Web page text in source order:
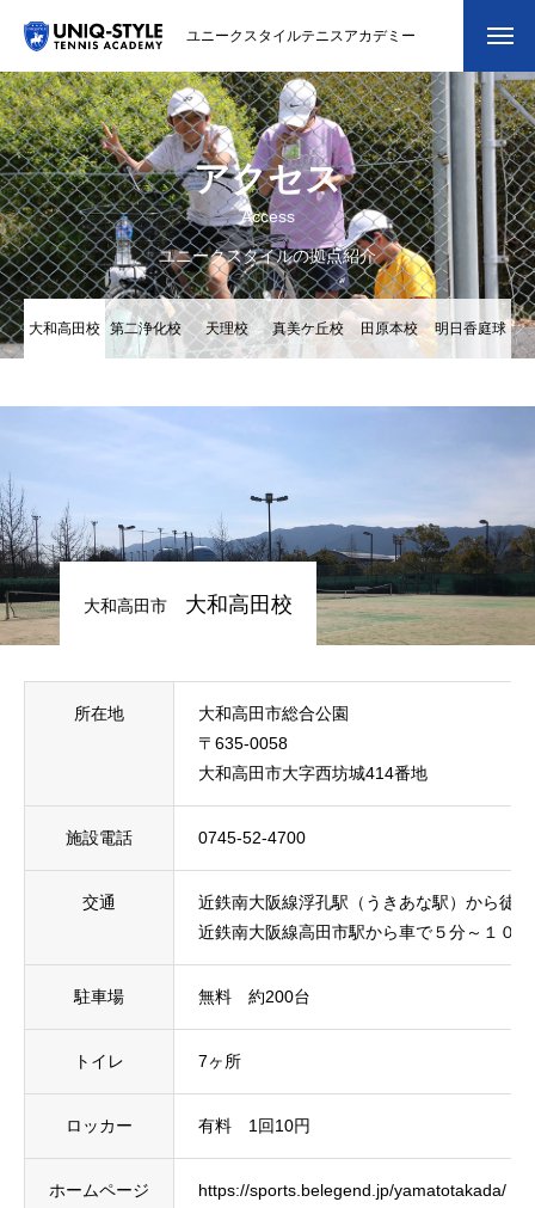
ユニークスタイルテニスアカデミー
初めての方
システム・クラス・料金
スクール紹介・コーチ紹介
大会・イベント
ブログ
会員専用ページ
初めての方 システム・クラス・料金 ブログ アクセス お知ら
アクセス
Access
ユニークスタイルの拠点紹介
大和高田校 第二浄化校 天理校 真美ケ丘校 田原本校 明日香庭球
大和高田市 大和高田校
所在地
大和高田市総合公園
〒635-0058
大和高田市大字西坊城414番地
施設電話 0745-52-4700
交通
近鉄南大阪線浮孔駅（うきあな駅）から徒
近鉄南大阪線高田市駅から車で５分～１０
駐車場 無料 約200台
トイレ 7ヶ所
ロッカー 有料 1回10円
ホームページ https://sports.belegend.jp/yamatotakada/